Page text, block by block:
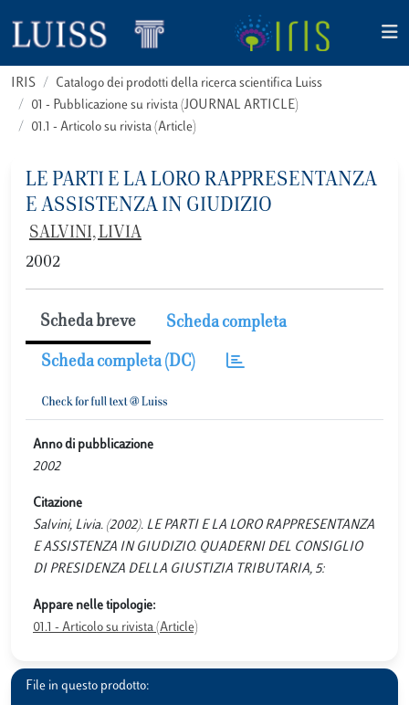
IRIS
Catalogo dei prodotti della ricerca scientifica Luiss
01 - Pubblicazione su rivista (JOURNAL ARTICLE)
01.1 - Articolo su rivista (Article)
LE PARTI E LA LORO RAPPRESENTANZA
E ASSISTENZA IN GIUDIZIO
SALVINI, LIVIA
2002
Scheda breve Scheda completa
Scheda completa (DC)
Anno di pubblicazione
2002
Citazione
Salvini, Livia. (2002). LE PARTI E LA LORO RAPPRESENTANZA
E ASSISTENZA IN GIUDIZIO. QUADERNI DEL CONSIGLIO
DI PRESIDENZA DELLA GIUSTIZIA TRIBUTARIA, 5:
Appare nelle tipologie:
01.1 - Articolo su rivista (Article)
File in questo prodotto: